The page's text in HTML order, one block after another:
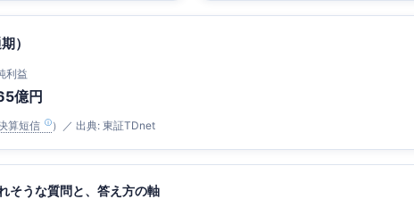
）
利益
億円
算短信 ）／ 出典: 東証TDnet
そうな質問と、答え方の軸